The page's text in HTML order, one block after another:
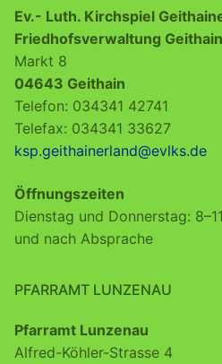
Ev.- Luth. Kirchspiel
Friedhofsverwaltung Geithain
Markt 8
04643 Geithain
Telefon: 034341 42741
Telefax: 034341 33627
ksp.geithainerland@evlks.de
Öffnungszeiten
Dienstag und Donnerstag:
und nach Absprache
PFARRAMT LUNZENAU
Pfarramt Lunzenau
Alfred-Köhler-Strasse 4